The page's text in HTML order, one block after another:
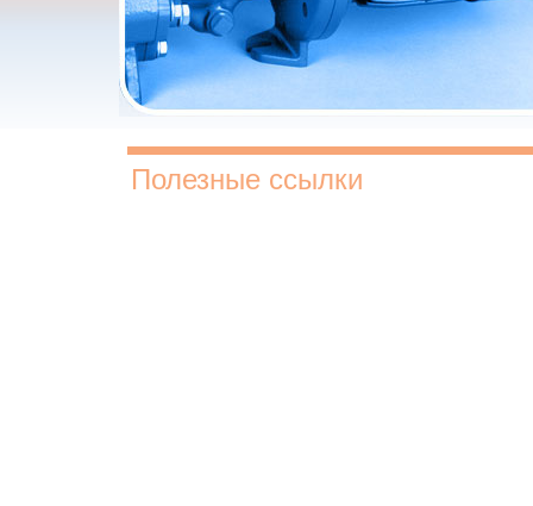
Полезные ссылки